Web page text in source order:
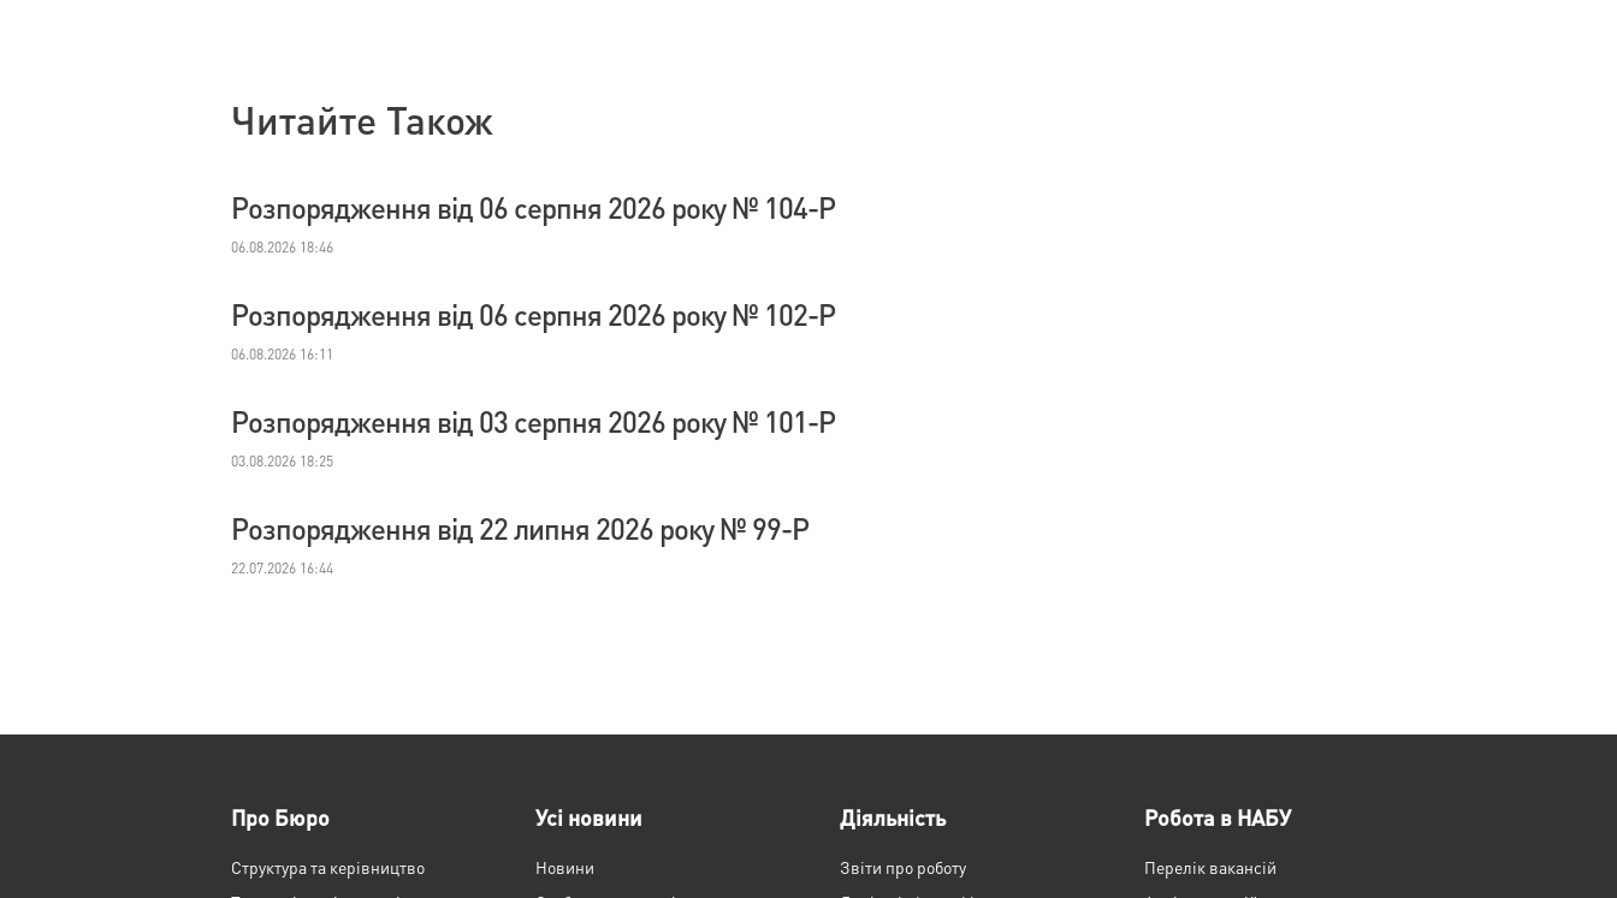
Читайте Також
Розпорядження від 06 серпня 2026 року № 104-Р
06.08.2026 18:46
Розпорядження від 06 серпня 2026 року № 102-Р
06.08.2026 16:11
Розпорядження від 03 серпня 2026 року № 101-Р
03.08.2026 18:25
Розпорядження від 22 липня 2026 року № 99-Р
22.07.2026 16:44
Про Бюро
Структура та керівництво
Усі новини
Новини
Діяльність
Звіти про роботу
Робота в НАБУ
Перелік вакансій